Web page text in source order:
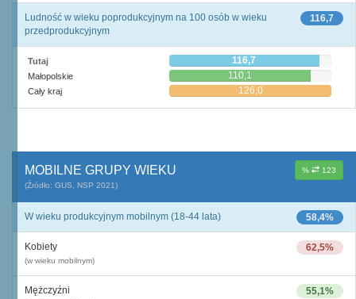
116,7
Ludność w wieku poprodukcyjnym na 100 osób w wieku
przedprodukcyjnym
Tutaj 116,7
Małopolskie 110,1
Cały kraj 126,0
% 123
MOBILNE GRUPY WIEKU
(Źródło: GUS, NSP 2021)
58,4%
W wieku produkcyjnym mobilnym (18-44 lata)
62,5%
Kobiety
(w wieku mobilnym)
55,1%
Mężczyźni